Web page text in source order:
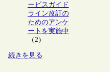
ービスガイド
ライン改訂の
ためのアンケ
ートを実施中
（2）
続きを見る